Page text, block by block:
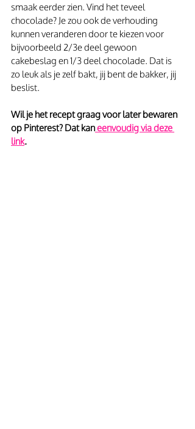
smaak eerder zien. Vind het teveel
chocolade? Je zou ook de verhouding
kunnen veranderen door te kiezen voor
bijvoorbeeld 2/3e deel gewoon
cakebeslag en 1/3 deel chocolade. Dat is
zo leuk als je zelf bakt, jij bent de bakker, jij
beslist.
Wil je het recept graag voor later bewaren
op Pinterest? Dat kan eenvoudig via deze
link.